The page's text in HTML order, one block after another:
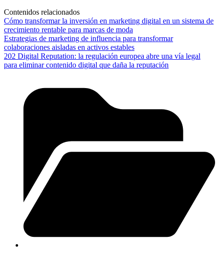
Contenidos relacionados
Cómo transformar la inversión en marketing digital en un sistema de
crecimiento rentable para marcas de moda
Estrategias de marketing de influencia para transformar
colaboraciones aisladas en activos estables
202 Digital Reputation: la regulación europea abre una vía legal
para eliminar contenido digital que daña la reputación